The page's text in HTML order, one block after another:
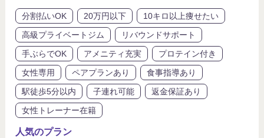
分割払いOK 20万円以下
10キロ以上痩せたい
高級プライベートジム
リバウンドサポート
手ぶらでOK
アメニティ充実
プロテイン付き
女性専用
ペアプランあり
食事指導あり
駅徒歩5分以内
子連れ可能
返金保証あり
女性トレーナー在籍
人気のプラン